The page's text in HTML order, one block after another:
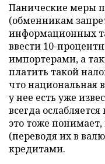
Панические меры
(обменникам
информационных
ввести 10-
импортерами, а
платить такой
что национальная
у нее есть уже
всегда
это тоже
(переводя их в
кредитами.